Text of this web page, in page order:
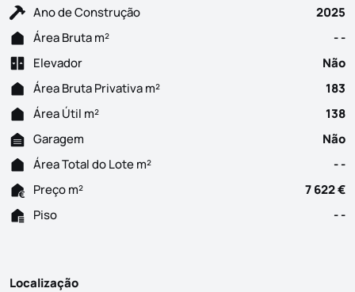
Ano de Construção
2025
Área Bruta m²
- -
Elevador
Não
Área Bruta Privativa m²
183
Área Útil m²
138
Garagem
Não
Área Total do Lote m²
- -
Preço m²
7 622 €
Piso
- -
Localização